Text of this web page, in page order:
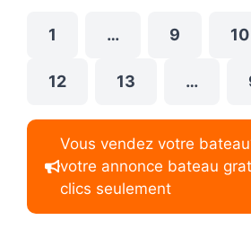
1 … 9 10
12 13 …
Vous vendez votre
votre annonce bateau
clics seulement